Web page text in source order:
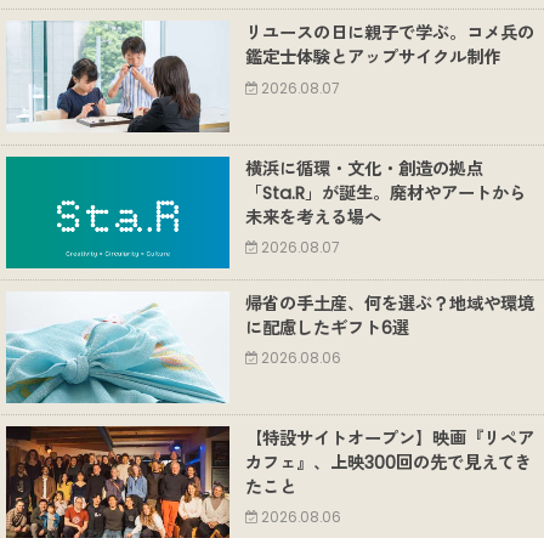
リユースの日に親子で学ぶ。コメ兵の
鑑定士体験とアップサイクル制作
2026.08.07
横浜に循環・文化・創造の拠点
「Sta.R」が誕生。廃材やアートから
未来を考える場へ
2026.08.07
帰省の手土産、何を選ぶ？地域や環境
に配慮したギフト6選
2026.08.06
【特設サイトオープン】映画『リペア
カフェ』、上映300回の先で見えてき
たこと
2026.08.06